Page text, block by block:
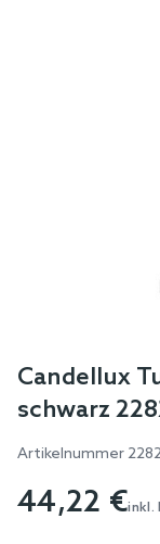
Skip
beginning
the
Candellux
schwarz
Artikelnummer
44,22 €inkl.